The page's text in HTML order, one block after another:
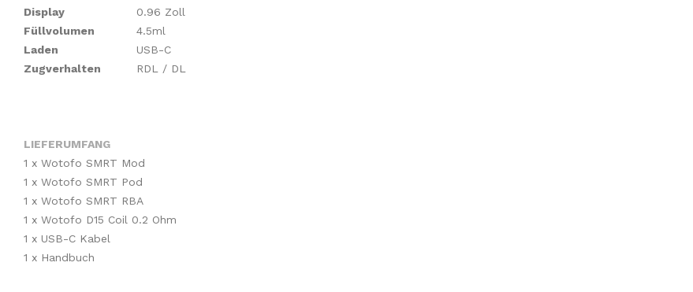
Display
0.96 Zoll
Füllvolumen
4.5ml
Laden
USB-C
Zugverhalten
RDL / DL
LIEFERUMFANG
1 x Wotofo SMRT Mod
1 x Wotofo SMRT Pod
1 x Wotofo SMRT RBA
1 x Wotofo D15 Coil 0.2 Ohm
1 x USB-C Kabel
1 x Handbuch